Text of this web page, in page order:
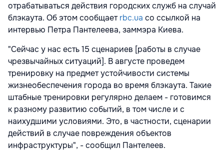
отрабатываться действия городских служб на случай
блэкаута. Об этом сообщаетrbc.ua со ссылкой на
интервью Петра Пантелеева, заммэра Киева.
"Сейчас у нас есть 15 сценариев [работы в случае
чрезвычайных ситуаций]. В августе проведем
тренировку на предмет устойчивости системы
жизнеобеспечения города во время блэкаута. Такие
штабные тренировки регулярно делаем - готовимся
к разному развитию событий, в том числе и с
наихудшими условиями. Это, в частности, сценарии
действий в случае повреждения объектов
инфраструктуры", - сообщил Пантелеев.